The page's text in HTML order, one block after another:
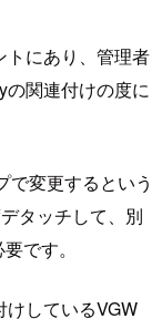
トにあり、管理者
関連付けの度に
で変更するという
タッチして、別
です。
しているVGW